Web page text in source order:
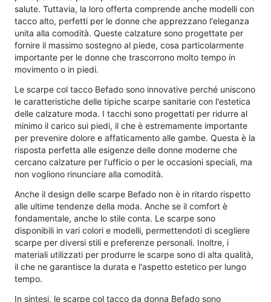
salute. Tuttavia, la loro offerta comprende anche modelli con
tacco alto, perfetti per le donne che apprezzano l'eleganza
unita alla comodità. Queste calzature sono progettate per
fornire il massimo sostegno al piede, cosa particolarmente
importante per le donne che trascorrono molto tempo in
movimento o in piedi.
Le scarpe col tacco Befado sono innovative perché uniscono
le caratteristiche delle tipiche scarpe sanitarie con l'estetica
delle calzature moda. I tacchi sono progettati per ridurre al
minimo il carico sui piedi, il che è estremamente importante
per prevenire dolore e affaticamento alle gambe. Questa è la
risposta perfetta alle esigenze delle donne moderne che
cercano calzature per l'ufficio o per le occasioni speciali, ma
non vogliono rinunciare alla comodità.
Anche il design delle scarpe Befado non è in ritardo rispetto
alle ultime tendenze della moda. Anche se il comfort è
fondamentale, anche lo stile conta. Le scarpe sono
disponibili in vari colori e modelli, permettendoti di scegliere
scarpe per diversi stili e preferenze personali. Inoltre, i
materiali utilizzati per produrre le scarpe sono di alta qualità,
il che ne garantisce la durata e l'aspetto estetico per lungo
tempo.
In sintesi, le scarpe col tacco da donna Befado sono